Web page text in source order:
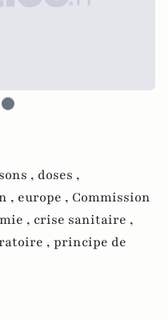
, doses ,
, europe , Commission
, crise sanitaire ,
, principe de